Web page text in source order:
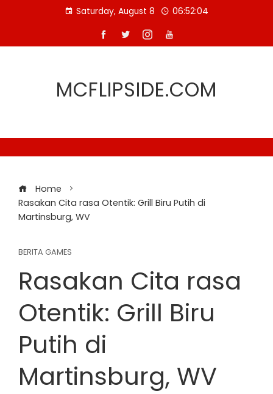
Saturday, August 8 06:52:05
MCFLIPSIDE.COM
Home
Rasakan Cita rasa Otentik: Grill Biru Putih di
Martinsburg, WV
BERITA GAMES
Rasakan Cita rasa
Otentik: Grill Biru
Putih di
Martinsburg, WV